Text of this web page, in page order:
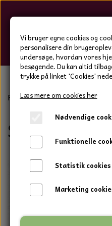
BOLIG
DUFT
LÆDER BÆLTER
Forside Bolig og have
Sevilla
Vi bruger egne cookies og
personalisere din
undersøge, hvordan vores
besøgende. Du kan altid
trykke på linket 'Cookies'
Læs mere om cookies her
Nødvendige
Funktionelle
Statistik cookies
Marketing